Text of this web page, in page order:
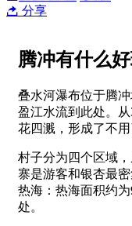
分享
腾冲有什么
叠水河瀑布位于腾
盈江水流到此处。
花四溅，形成了不用
村子分为四个区域
寨是游客和银杏最
热海：热海面积约
处。